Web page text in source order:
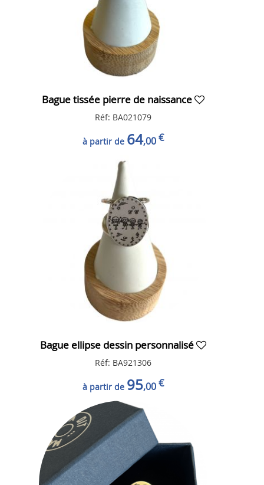
Bague tissée pierre de naissance
Réf: BA021079
à partir de 64,00€
Bague ellipse dessin personnalisé
Réf: BA921306
à partir de 95,00€